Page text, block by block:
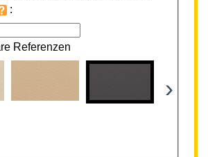
:
Referenzen
›